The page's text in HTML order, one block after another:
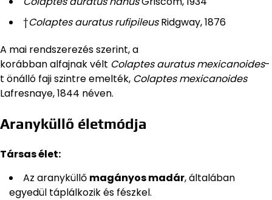
†Colaptes auratus rufipileusRidgway, 1876
A mai rendszerezés szerint, a
korábban alfajnak vélt Colaptes auratus mexicanoides-
t önálló faji szintre emelték, Colaptes mexicanoides
Lafresnaye, 1844 néven.
Aranyküllő életmódja
Társas élet:
Az aranyküllő magányos madár, általában
egyedül táplálkozik és fészkel.